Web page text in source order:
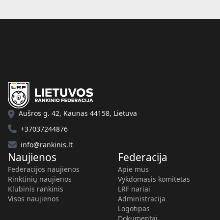
Aušros g. 42, Kaunas 44158, Lietuva
+37037244876
info@rankinis.lt
Naujienos
Federacijos naujienos
Rinktinių naujienos
Klubinis rankinis
Visos naujienos
Federacija
Apie mus
Vykdomasis komitetas
LRF nariai
Administracija
Logotipas